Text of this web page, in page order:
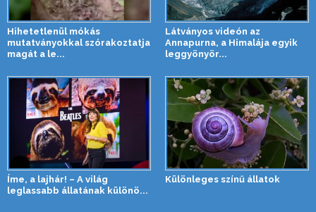
Hihetetlenül mókás
mutatványokkal szórakoztatja
magát a le...
Látványos videón az
Annapurna, a Himalája egyik
leggyönyör...
Íme, a lajhár! – A világ
leglassabb állatának különö...
Különleges színű állatok